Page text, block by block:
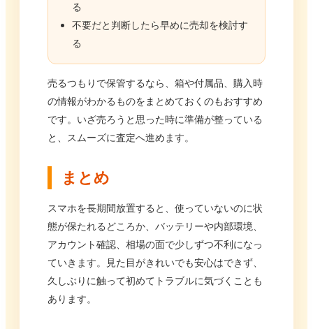
る
不要だと判断したら早めに売却を検討す
る
売るつもりで保管するなら、箱や付属品、購入時
の情報がわかるものをまとめておくのもおすすめ
です。いざ売ろうと思った時に準備が整っている
と、スムーズに査定へ進めます。
まとめ
スマホを長期間放置すると、使っていないのに状
態が保たれるどころか、バッテリーや内部環境、
アカウント確認、相場の面で少しずつ不利になっ
ていきます。見た目がきれいでも安心はできず、
久しぶりに触って初めてトラブルに気づくことも
あります。